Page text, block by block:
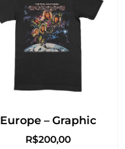
Europe – Graphic
R$200,00